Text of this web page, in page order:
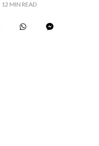
12 MIN READ